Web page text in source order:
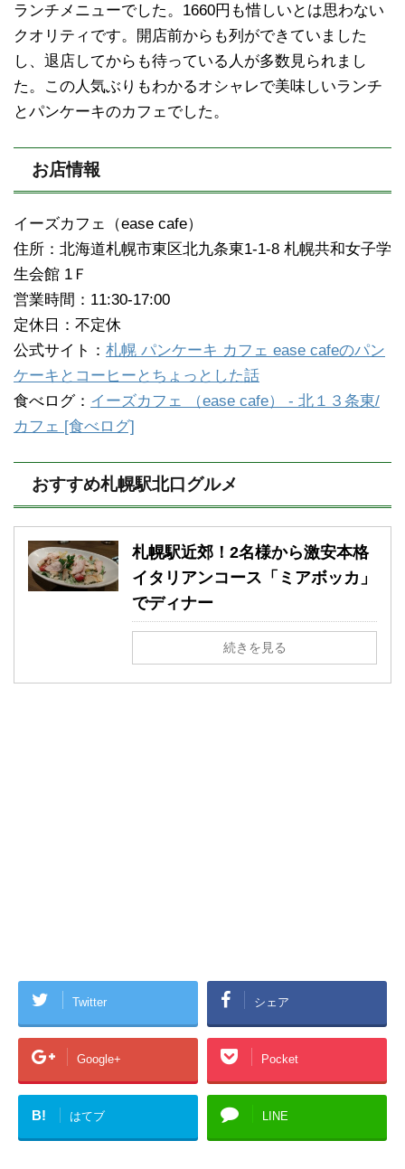
ランチメニューでした。1660円も惜しいとは思わない
クオリティです。開店前からも列ができていました
し、退店してからも待っている人が多数見られまし
た。この人気ぶりもわかるオシャレで美味しいランチ
とパンケーキのカフェでした。
お店情報
イーズカフェ（ease cafe）
住所：北海道札幌市東区北九条東1-1-8 札幌共和女子学
生会館 1Ｆ
営業時間：11:30-17:00
定休日：不定休
公式サイト： 札幌 パンケーキ カフェ ease cafeのパン
ケーキとコーヒーとちょっとした話
食べログ： イーズカフェ （ease cafe） - 北１３条東/
カフェ [食べログ]
おすすめ札幌駅北口グルメ
札幌駅近郊！2名様から激安本格
イタリアンコース「ミアボッカ」
でディナー
続きを見る
Twitter シェア
Google+ Pocket
B! はてブ LINE